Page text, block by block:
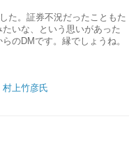
た。証券不況だったこともた
いな、という思いがあった
のDMです。縁でしょうね。
上竹彦氏